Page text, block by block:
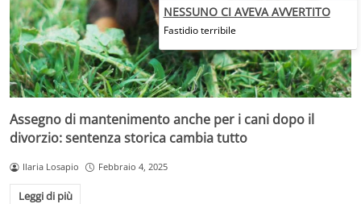
Assegno di mantenimento anche per i cani dopo il
divorzio: sentenza storica cambia tutto
Ilaria Losapio Febbraio 4, 2025
Leggi di più
NESSUNO CI AVEVA AVVERTITO
Fastidio terribile